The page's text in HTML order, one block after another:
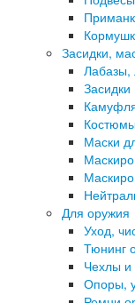
Засидки,
Лабазы,
Засидки
Маски
Для оружия
Уход,
Тюнинг
Чехлы и
Опоры,